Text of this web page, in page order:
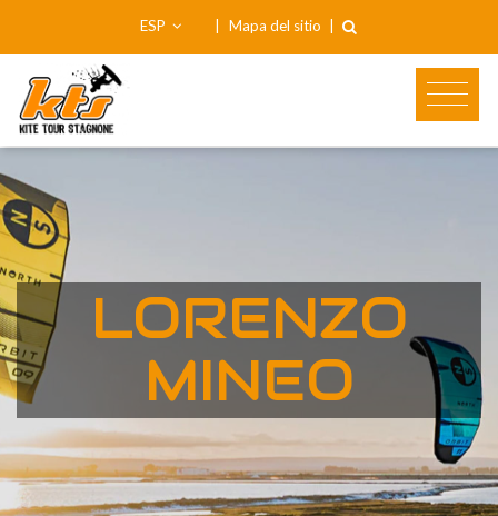
ESP Mapa del sitio
LORENZO
MINEO